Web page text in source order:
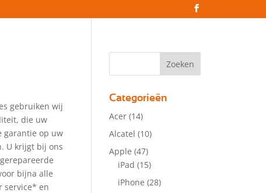
gebruiken wij
die uw
garantie op uw
U krijgt bij ons
bijna alle
service* en
Categorieën
Acer (14)
Alcatel (10)
Apple (47)
iPad (15)
iPhone (28)